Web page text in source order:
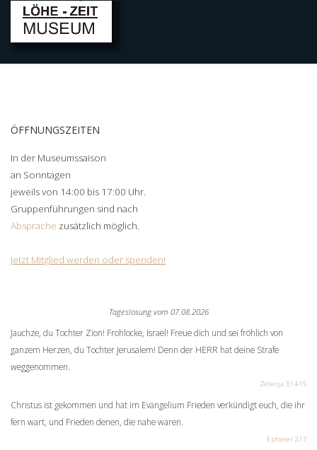
ÖFFNUNGSZEITEN
In der Museumssaison
an Sonntagen
jeweils von 14:00 bis 17:00 Uhr.
Gruppenführungen sind nach
Absprache zusätzlich möglich.
Jetzt Mitglied werden oder spenden!
Tageslosung vom 07.08.2026
Jauchze, du Tochter Zion! Frohlocke, Israel! Freue dich und sei fröhlich von
ganzem Herzen, du Tochter Jerusalem! Denn der HERR hat deine Strafe
weggenommen.
Zefanja 3,14-15
Christus ist gekommen und hat im Evangelium Frieden verkündigt euch, die ihr
fern wart, und Frieden denen, die nahe waren.
Epheser 2,17